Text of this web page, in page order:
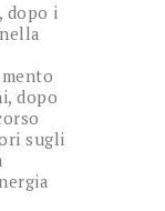
dopo i
dopo
sugli